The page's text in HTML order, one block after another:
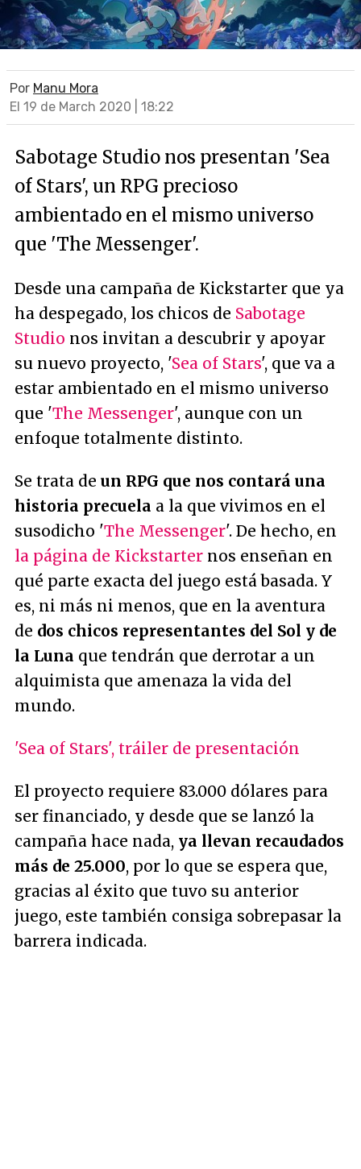
Por Manu Mora
El 19 de March 2020 | 18:22
Sabotage Studio nos presentan 'Sea
of Stars', un RPG precioso
ambientado en el mismo universo
que 'The Messenger'.
Desde una campaña de Kickstarter que ya
ha despegado, los chicos de Sabotage
Studio nos invitan a descubrir y apoyar
su nuevo proyecto, 'Sea of Stars', que va a
estar ambientado en el mismo universo
que 'The Messenger', aunque con un
enfoque totalmente distinto.
Se trata de un RPG que nos contará una
historia precuela a la que vivimos en el
susodicho 'The Messenger'. De hecho, en
la página de Kickstarter nos enseñan en
qué parte exacta del juego está basada. Y
es, ni más ni menos, que en la aventura
de dos chicos representantes del Sol y de
la Luna que tendrán que derrotar a un
alquimista que amenaza la vida del
mundo.
'Sea of Stars', tráiler de presentación
El proyecto requiere 83.000 dólares para
ser financiado, y desde que se lanzó la
campaña hace nada, ya llevan recaudados
más de 25.000, por lo que se espera que,
gracias al éxito que tuvo su anterior
juego, este también consiga sobrepasar la
barrera indicada.